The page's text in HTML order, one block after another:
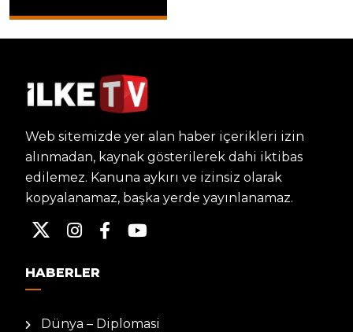
Web sitemizde yer alan haber içerikleri izin
alınmadan, kaynak gösterilerek dahi iktibas
edilemez. Kanuna aykırı ve izinsiz olarak
kopyalanamaz, başka yerde yayınlanamaz.
HABERLER
Dünya – Diplomasi